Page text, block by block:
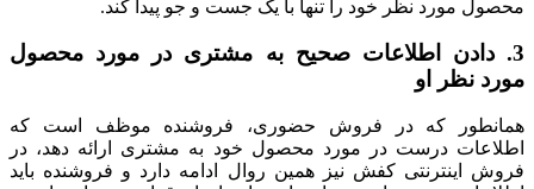
محصول مورد نظر خود را تنها با یک جست و جو پیدا کند.
3. دادن اطلاعات صحیح به مشتری در مورد محصول
مورد نظر او
همانطور که در فروش حضوری، فروشنده موظف است که
اطلاعات درست در مورد محصول خود به مشتری ارائه دهد، در
فروش اینترنتی کفش نیز همین روال ادامه دارد و فروشنده باید